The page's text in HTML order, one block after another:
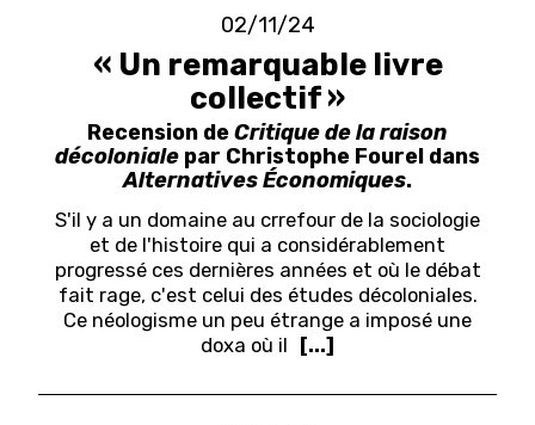
02/11/24
« Un remarquable livre
collectif »
Recension deCritique de la raison
décoloniale par Christophe Fourel dans
Alternatives Économiques.
S'il y a un domaine au crrefour de la sociologie
et de l'histoire qui a considérablement
progressé ces dernières années et où le débat
fait rage, c'est celui des études décoloniales.
Ce néologisme un peu étrange a imposé une
doxa où il [...]